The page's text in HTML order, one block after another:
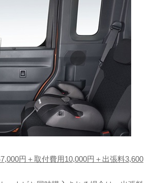
円＋取付費用10,000円＋出張料3,600